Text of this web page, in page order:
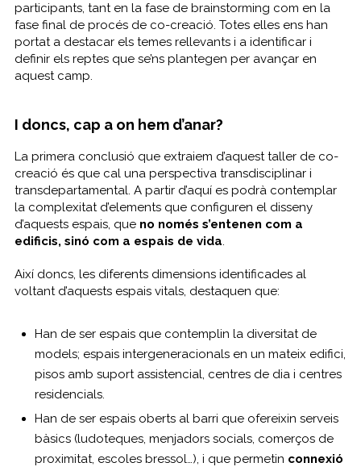
participants, tant en la fase de brainstorming com en la
fase final de procés de co-creació. Totes elles ens han
portat a destacar els temes rellevants i a identificar i
definir els reptes que se’ns plantegen per avançar en
aquest camp.
I doncs, cap a on hem d’anar?
La primera conclusió que extraiem d’aquest taller de co-
creació és que cal una perspectiva transdisciplinar i
transdepartamental. A partir d’aquí es podrà contemplar
la complexitat d’elements que configuren el disseny
d’aquests espais, que no només s’entenen com a
edificis, sinó com a espais de vida.
Així doncs, les diferents dimensions identificades al
voltant d’aquests espais vitals, destaquen que:
Han de ser espais que contemplin la diversitat de
models; espais intergeneracionals en un mateix edifici,
pisos amb suport assistencial, centres de dia i centres
residencials.
Han de ser espais oberts al barri que ofereixin serveis
bàsics (ludoteques, menjadors socials, comerços de
proximitat, escoles bressol…), i que permetin connexió